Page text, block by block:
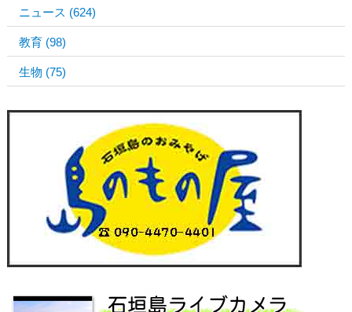
ニュース (624)
教育 (98)
生物 (75)